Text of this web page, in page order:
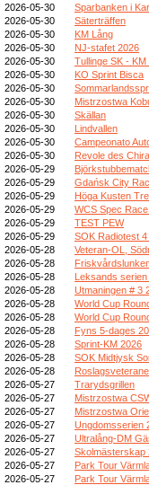
2026-05-30
Sparbanken i
2026-05-30
Säterträffen
2026-05-30
KM Lång
2026-05-30
NJ-stafet 2026
2026-05-30
Tullinge SK -
2026-05-30
KO Sprint Bisca
2026-05-30
2026-05-30
Mistrzostwa
2026-05-30
Skällan
2026-05-30
Lindvallen
2026-05-30
Campeonato
2026-05-30
Revole des
2026-05-29
2026-05-29
Gdańsk City
2026-05-29
Höga Kusten
2026-05-29
WCS Spec
2026-05-29
TEST PEW
2026-05-29
SOK Radiotest
2026-05-28
Veteran-OL,
2026-05-28
2026-05-28
Leksands serien
2026-05-28
Utmaningen # 3
2026-05-28
World Cup
2026-05-28
World Cup
2026-05-28
Fyns 5-dages
2026-05-28
Sprint-KM 2026
2026-05-28
SOK Midtjysk
2026-05-28
2026-05-27
Trarydsgrillen
2026-05-27
Mistrzostwa
2026-05-27
Mistrzostwa
2026-05-27
Ungdomsserien
2026-05-27
Ultralång-DM
2026-05-27
Skolmästerskap
2026-05-27
Park Tour
2026-05-27
Park Tour